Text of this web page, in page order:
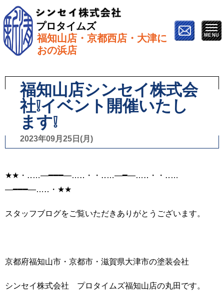
プロタイムズ
福知山店・京都西店・大津に
おの浜店
ホーム»スタッフブログ»福知山店シンセイ株式会社❕
イベント開催いたします❕
福知山店シンセイ株式会
社❕イベント開催いたし
ます❕
2023年09月25日(月)
★★・‥…―━━━―…‥・・‥…―━―…‥・・‥…
―━━━―…‥・★★
スタッフブログをご覧いただきありがとうございます。
京都府福知山市・京都市・滋賀県大津市の塗装会社
シンセイ株式会社 プロタイムズ福知山店の丸田です。